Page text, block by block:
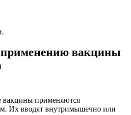
вакцины
вакцины применяются
Их вводят внутримышечно или